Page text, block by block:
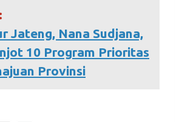
Jateng, Nana Sudjana,
10 Program Prioritas
Provinsi